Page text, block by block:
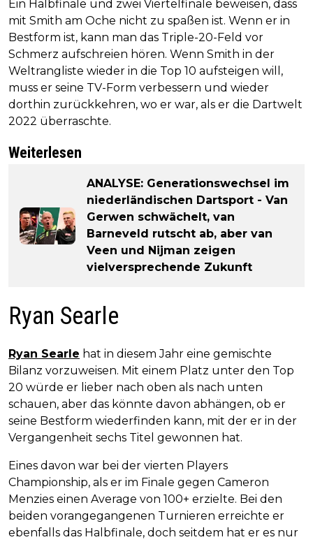
Ein Halbfinale und zwei Viertelfinale beweisen, dass
mit Smith am Oche nicht zu spaßen ist. Wenn er in
Bestform ist, kann man das Triple-20-Feld vor
Schmerz aufschreien hören. Wenn Smith in der
Weltrangliste wieder in die Top 10 aufsteigen will,
muss er seine TV-Form verbessern und wieder
dorthin zurückkehren, wo er war, als er die Dartwelt
2022 überraschte.
Weiterlesen
ANALYSE: Generationswechsel im
niederländischen Dartsport - Van
Gerwen schwächelt, van
Barneveld rutscht ab, aber van
Veen und Nijman zeigen
vielversprechende Zukunft
Ryan Searle
Ryan Searle hat in diesem Jahr eine gemischte
Bilanz vorzuweisen. Mit einem Platz unter den Top
20 würde er lieber nach oben als nach unten
schauen, aber das könnte davon abhängen, ob er
seine Bestform wiederfinden kann, mit der er in der
Vergangenheit sechs Titel gewonnen hat.
Eines davon war bei der vierten Players
Championship, als er im Finale gegen Cameron
Menzies einen Average von 100+ erzielte. Bei den
beiden vorangegangenen Turnieren erreichte er
ebenfalls das Halbfinale, doch seitdem hat er es nur